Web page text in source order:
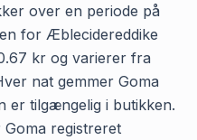
over en periode på
for Æblecidereddike
kr og varierer fra
nat gemmer Goma
er tilgængelig i butikken.
registreret